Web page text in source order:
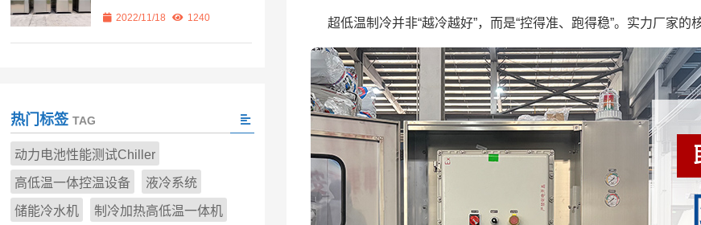
超低温制冷并非“越冷越好”，而是“控得准、跑得稳”。实力厂家
2022/11/18 1240
热门标签 TAG
动力电池性能测试Chiller
高低温一体控温设备 液冷系统
储能冷水机 制冷加热高低温一体机